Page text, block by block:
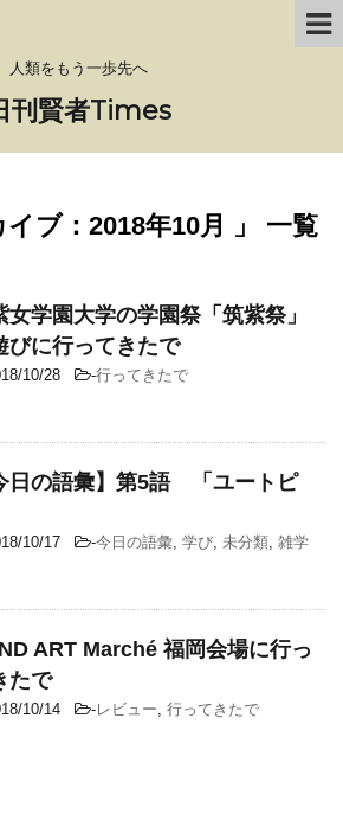
人類をもう一歩先へ
刊賢者Times
イブ：2018年10月 」 一覧
女学園大学の学園祭「筑紫祭」
びに行ってきたで
10/28 -行ってきたで
日の語彙】第5語 「ユートピ
10/17 -今日の語彙, 学び, 未分類, 雑学
ART Marché 福岡会場に行っ
たで
10/14 -レビュー, 行ってきたで